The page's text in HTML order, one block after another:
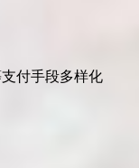
付手段多样化